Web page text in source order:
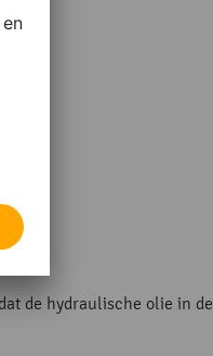
de hydraulische olie in de